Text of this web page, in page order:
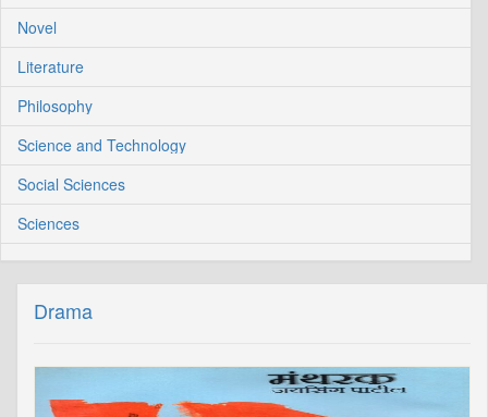
Novel
Literature
Philosophy
Science and Technology
Social Sciences
Sciences
Drama